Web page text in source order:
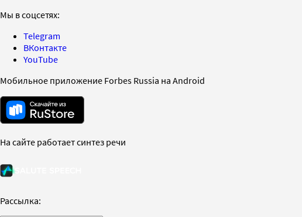
Мы в соцсетях:
Telegram
ВКонтакте
YouTube
Мобильное приложение Forbes Russia на Android
На сайте работает синтез речи
Рассылка: